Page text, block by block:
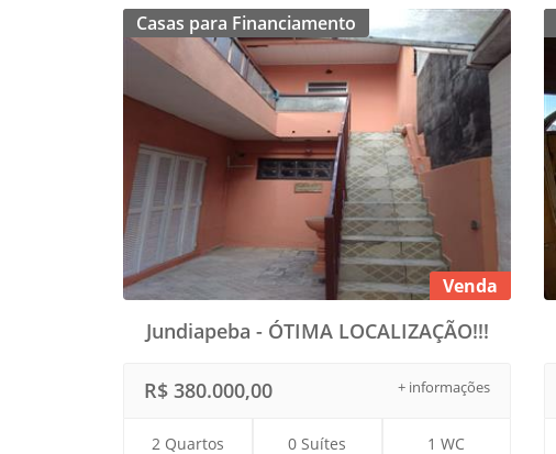
Casas para Financiamento
Venda
Jundiapeba - ÓTIMA LOCALIZAÇÃO!!!
+ informações
R$ 380.000,00
2 Quartos 0 Suítes 1 WC